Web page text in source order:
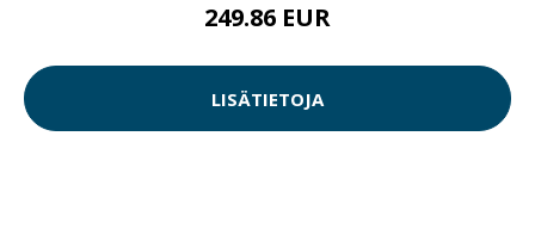
249.86 EUR
LISÄTIETOJA